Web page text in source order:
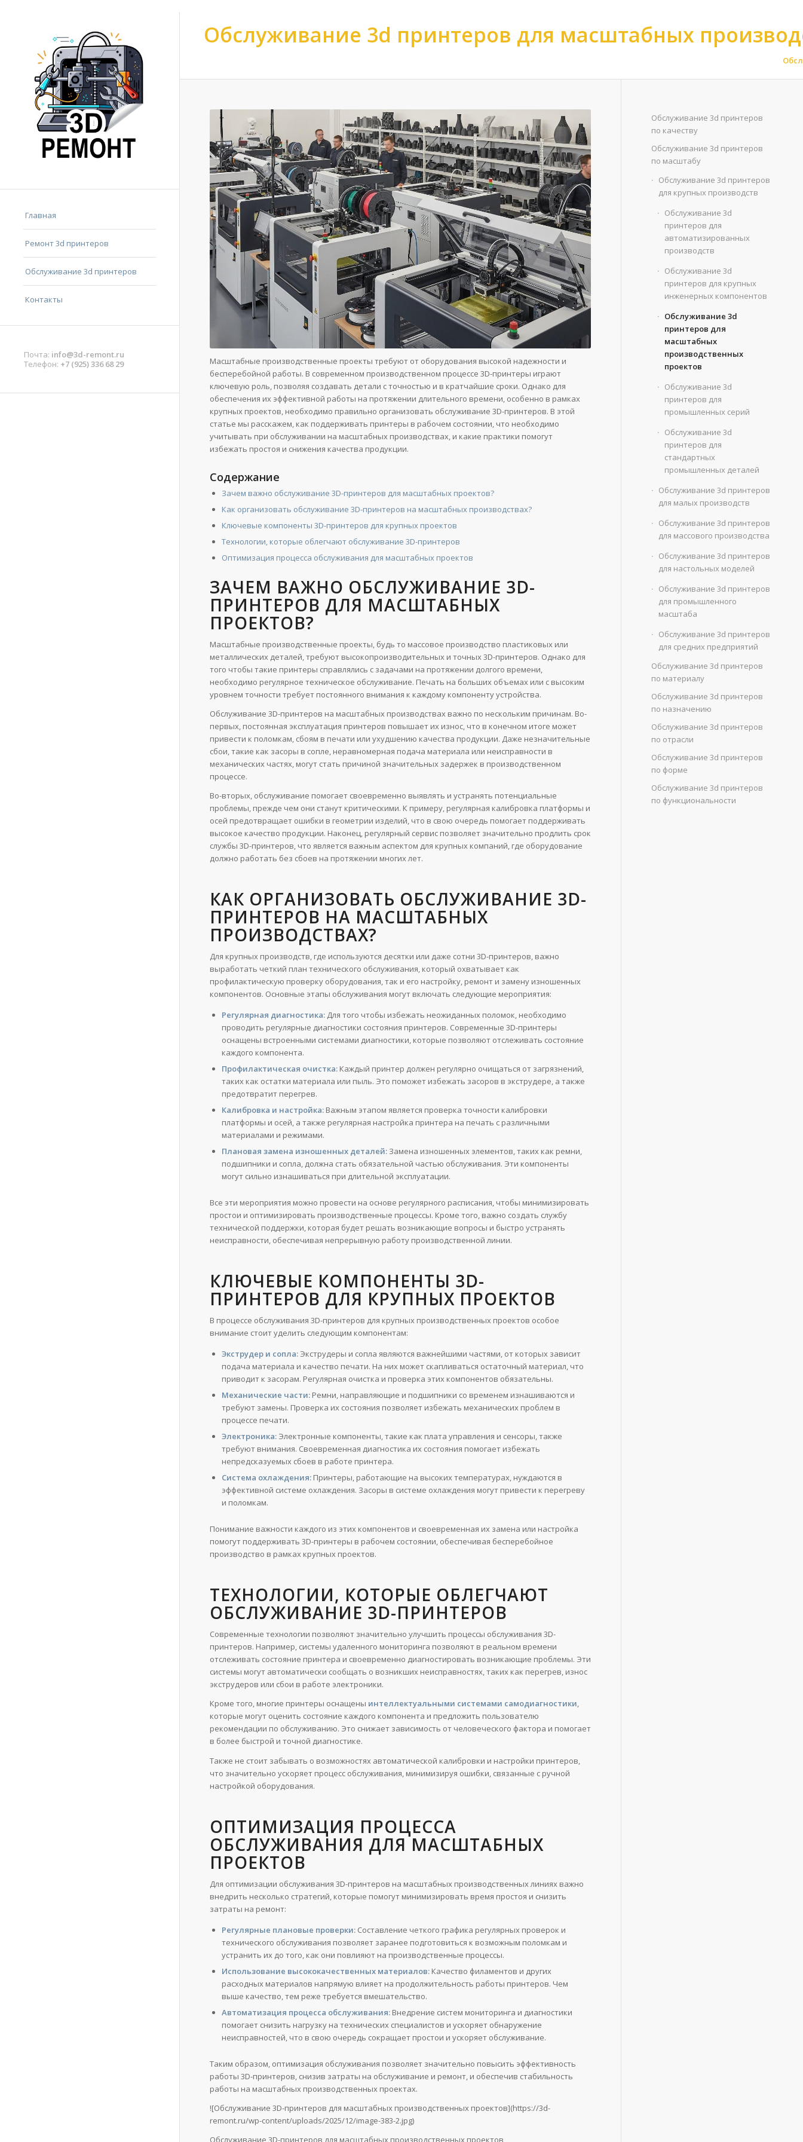
Главная
Ремонт 3d принтеров
Обслуживание 3d принтеров
Контакты
Почта: info@3d-remont.ru
Телефон: +7 (925) 336 68 29
Обслуживание 3d принтеров для масштабных
Масштабные производственные проекты требуют от оборудования высокой надежности и
бесперебойной работы. В современном производственном процессе 3D-принтеры играют
ключевую роль, позволяя создавать детали с точностью и в кратчайшие сроки. Однако для
обеспечения их эффективной работы на протяжении длительного времени, особенно в рамках
крупных проектов, необходимо правильно организовать обслуживание 3D-принтеров. В этой
статье мы расскажем, как поддерживать принтеры в рабочем состоянии, что необходимо
учитывать при обслуживании на масштабных производствах, и какие практики помогут
избежать простоя и снижения качества продукции.
Содержание
Зачем важно обслуживание 3D-принтеров для масштабных проектов?
Как организовать обслуживание 3D-принтеров на масштабных производствах?
Ключевые компоненты 3D-принтеров для крупных проектов
Технологии, которые облегчают обслуживание 3D-принтеров
Оптимизация процесса обслуживания для масштабных проектов
ЗАЧЕМ ВАЖНО ОБСЛУЖИВАНИЕ 3D-
ПРИНТЕРОВ ДЛЯ МАСШТАБНЫХ
ПРОЕКТОВ?
Масштабные производственные проекты, будь то массовое производство пластиковых или
металлических деталей, требуют высокопроизводительных и точных 3D-принтеров. Однако для
того чтобы такие принтеры справлялись с задачами на протяжении долгого времени,
необходимо регулярное техническое обслуживание. Печать на больших объемах или с высоким
уровнем точности требует постоянного внимания к каждому компоненту устройства.
Обслуживание 3D-принтеров на масштабных производствах важно по нескольким причинам. Во-
первых, постоянная эксплуатация принтеров повышает их износ, что в конечном итоге может
привести к поломкам, сбоям в печати или ухудшению качества продукции. Даже незначительные
сбои, такие как засоры в сопле, неравномерная подача материала или неисправности в
механических частях, могут стать причиной значительных задержек в производственном
процессе.
Во-вторых, обслуживание помогает своевременно выявлять и устранять потенциальные
проблемы, прежде чем они станут критическими. К примеру, регулярная калибровка платформы и
осей предотвращает ошибки в геометрии изделий, что в свою очередь помогает поддерживать
высокое качество продукции. Наконец, регулярный сервис позволяет значительно продлить срок
службы 3D-принтеров, что является важным аспектом для крупных компаний, где оборудование
должно работать без сбоев на протяжении многих лет.
КАК ОРГАНИЗОВАТЬ ОБСЛУЖИВАНИЕ 3D-
ПРИНТЕРОВ НА МАСШТАБНЫХ
ПРОИЗВОДСТВАХ?
Для крупных производств, где используются десятки или даже сотни 3D-принтеров, важно
выработать четкий план технического обслуживания, который охватывает как
профилактическую проверку оборудования, так и его настройку, ремонт и замену изношенных
компонентов. Основные этапы обслуживания могут включать следующие мероприятия:
Регулярная диагностика: Для того чтобы избежать неожиданных поломок, необходимо
проводить регулярные диагностики состояния принтеров. Современные 3D-принтеры
оснащены встроенными системами диагностики, которые позволяют отслеживать состояние
каждого компонента.
Профилактическая очистка: Каждый принтер должен регулярно очищаться от загрязнений,
таких как остатки материала или пыль. Это поможет избежать засоров в экструдере, а также
предотвратит перегрев.
Калибровка и настройка: Важным этапом является проверка точности калибровки
платформы и осей, а также регулярная настройка принтера на печать с различными
материалами и режимами.
Плановая замена изношенных деталей: Замена изношенных элементов, таких как ремни,
подшипники и сопла, должна стать обязательной частью обслуживания. Эти компоненты
могут сильно изнашиваться при длительной эксплуатации.
Все эти мероприятия можно провести на основе регулярного расписания, чтобы минимизировать
простои и оптимизировать производственные процессы. Кроме того, важно создать службу
технической поддержки, которая будет решать возникающие вопросы и быстро устранять
неисправности, обеспечивая непрерывную работу производственной линии.
КЛЮЧЕВЫЕ КОМПОНЕНТЫ 3D-
ПРИНТЕРОВ ДЛЯ КРУПНЫХ ПРОЕКТОВ
В процессе обслуживания 3D-принтеров для крупных производственных проектов особое
внимание стоит уделить следующим компонентам:
Экструдер и сопла: Экструдеры и сопла являются важнейшими частями, от которых зависит
подача материала и качество печати. На них может скапливаться остаточный материал, что
приводит к засорам. Регулярная очистка и проверка этих компонентов обязательны.
Механические части: Ремни, направляющие и подшипники со временем изнашиваются и
требуют замены. Проверка их состояния позволяет избежать механических проблем в
процессе печати.
Электроника: Электронные компоненты, такие как плата управления и сенсоры, также
требуют внимания. Своевременная диагностика их состояния помогает избежать
непредсказуемых сбоев в работе принтера.
Система охлаждения: Принтеры, работающие на высоких температурах, нуждаются в
эффективной системе охлаждения. Засоры в системе охлаждения могут привести к перегреву
и поломкам.
Понимание важности каждого из этих компонентов и своевременная их замена или настройка
помогут поддерживать 3D-принтеры в рабочем состоянии, обеспечивая бесперебойное
производство в рамках крупных проектов.
ТЕХНОЛОГИИ, КОТОРЫЕ ОБЛЕГЧАЮТ
ОБСЛУЖИВАНИЕ 3D-ПРИНТЕРОВ
Современные технологии позволяют значительно улучшить процессы обслуживания 3D-
принтеров. Например, системы удаленного мониторинга позволяют в реальном времени
отслеживать состояние принтера и своевременно диагностировать возникающие проблемы. Эти
системы могут автоматически сообщать о возникших неисправностях, таких как перегрев, износ
экструдеров или сбои в работе электроники.
Кроме того, многие принтеры оснащены интеллектуальными системами самодиагностики,
которые могут оценить состояние каждого компонента и предложить пользователю
рекомендации по обслуживанию. Это снижает зависимость от человеческого фактора и помогает
в более быстрой и точной диагностике.
Также не стоит забывать о возможностях автоматической калибровки и настройки принтеров,
что значительно ускоряет процесс обслуживания, минимизируя ошибки, связанные с ручной
настройкой оборудования.
ОПТИМИЗАЦИЯ ПРОЦЕССА
ОБСЛУЖИВАНИЯ ДЛЯ МАСШТАБНЫХ
ПРОЕКТОВ
Для оптимизации обслуживания 3D-принтеров на масштабных производственных линиях важно
внедрить несколько стратегий, которые помогут минимизировать время простоя и снизить
затраты на ремонт:
Регулярные плановые проверки: Составление четкого графика регулярных проверок и
технического обслуживания позволяет заранее подготовиться к возможным поломкам и
устранить их до того, как они повлияют на производственные процессы.
Использование высококачественных материалов: Качество филаментов и других
расходных материалов напрямую влияет на продолжительность работы принтеров. Чем
выше качество, тем реже требуется вмешательство.
Автоматизация процесса обслуживания: Внедрение систем мониторинга и диагностики
помогает снизить нагрузку на технических специалистов и ускоряет обнаружение
неисправностей, что в свою очередь сокращает простои и ускоряет обслуживание.
Таким образом, оптимизация обслуживания позволяет значительно повысить эффективность
работы 3D-принтеров, снизив затраты на обслуживание и ремонт, и обеспечив стабильность
работы на масштабных производственных проектах.
![Обслуживание 3D-принтеров для масштабных производственных проектов](https://3d-
remont.ru/wp-content/uploads/2025/12/image-383-2.jpg)
Обслуживание 3D-принтеров для масштабных производственных проектов
Обслуживание 3d принтеров
по качеству
Обслуживание 3d принтеров
по масштабу
Обслуживание 3d принтеров
для крупных производств
Обслуживание 3d
принтеров для
автоматизированных
производств
Обслуживание 3d
принтеров для крупных
инженерных компонентов
Обслуживание 3d
принтеров для
масштабных
производственных
проектов
Обслуживание 3d
принтеров для
промышленных серий
Обслуживание 3d
принтеров для
стандартных
промышленных деталей
Обслуживание 3d принтеров
для малых производств
Обслуживание 3d принтеров
для массового производства
Обслуживание 3d принтеров
для настольных моделей
Обслуживание 3d принтеров
для промышленного
масштаба
Обслуживание 3d принтеров
для средних предприятий
Обслуживание 3d принтеров
по материалу
Обслуживание 3d принтеров
по назначению
Обслуживание 3d принтеров
по отрасли
Обслуживание 3d принтеров
по форме
Обслуживание 3d принтеров
по функциональности